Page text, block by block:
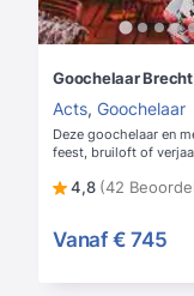
Goochelaar Brecht
Acts, Goochelaar
Deze goochelaar en
feest, bruiloft of
4,8 (42
Vanaf € 745